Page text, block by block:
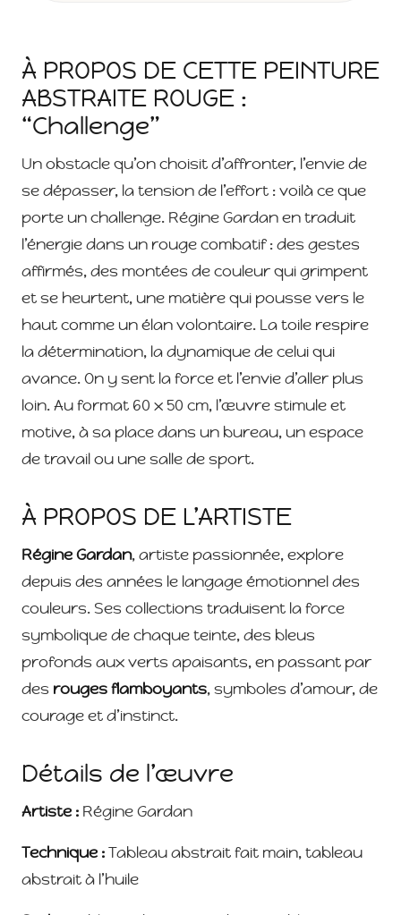
À PROPOS DE CETTE PEINTURE
ABSTRAITE ROUGE :
“Challenge”
Un obstacle qu’on choisit d’affronter, l’envie de
se dépasser, la tension de l’effort : voilà ce que
porte un challenge. Régine Gardan en traduit
l’énergie dans un rouge combatif : des gestes
affirmés, des montées de couleur qui grimpent
et se heurtent, une matière qui pousse vers le
haut comme un élan volontaire. La toile respire
la détermination, la dynamique de celui qui
avance. On y sent la force et l’envie d’aller plus
loin. Au format 60 x 50 cm, l’œuvre stimule et
motive, à sa place dans un bureau, un espace
de travail ou une salle de sport.
À PROPOS DE L’ARTISTE
Régine Gardan, artiste passionnée, explore
depuis des années le langage émotionnel des
couleurs. Ses collections traduisent la force
symbolique de chaque teinte, des bleus
profonds aux verts apaisants, en passant par
des rouges flamboyants, symboles d’amour, de
courage et d’instinct.
Détails de l’œuvre
Artiste : Régine Gardan
Technique :Tableau abstrait fait main, tableau
abstrait à l’huile